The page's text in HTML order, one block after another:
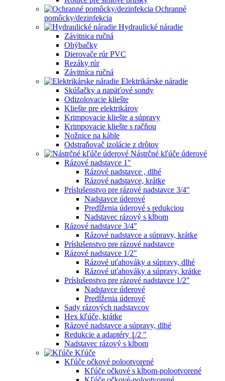
Ochranné
pomôcky/dezinfekcia
Hydraulické náradie
Závitnica ručná
Ohýbačky
Dierovače rúr PVC
Rezáky rúr
Závitníca ručná
Elektrikárske náradie
Skúšačky a napäťové sondy
Odizolovacie kliešte
Kliešte pre elektrikárov
Krimpovacie kliešte a súpravy
Krimpovacie kliešte s račňou
Nožnice na káble
Odstraňovač izolácie z drôtov
Nástrčné kľúče úderové
Rázové nadstavce 1"
Rázové nadstavce , dlhé
Rázové nadstavce, krátke
Príslušenstvo pre rázové nadstavce 3/4"
Nadstavce úderové
Predĺženia úderové s redukciou
Nadstavec rázový s kĺbom
Rázové nadstavce 3/4"
Rázové nadstavce a súpravy, krátke
Príslušenstvo pre rázové nadstavce
Rázové nadstavce 1/2"
Rázové uťahováky a súpravy, dlhé
Rázové uťahováky a súpravy, krátke
Príslušenstvo pre rázové nadstavce 1/2"
Nadstavce úderové
Predĺženia úderové
Sady rázových nadstavcov
Hex kľúče, krátke
Rázové nadstavce a súpravy, dlhé
Redukcie a adaptéry 1/2 "
Nadstavec rázový s kĺbom
Kľúče
Kľúče očkové polootvorené
Kľúče očkové s kĺbom-polootvorené